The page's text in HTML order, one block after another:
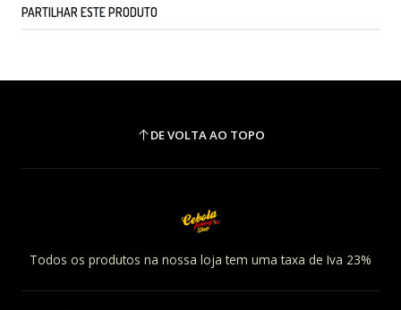
PARTILHAR ESTE PRODUTO
DE VOLTA AO TOPO
Todos os produtos na nossa loja tem uma taxa de Iva 23%